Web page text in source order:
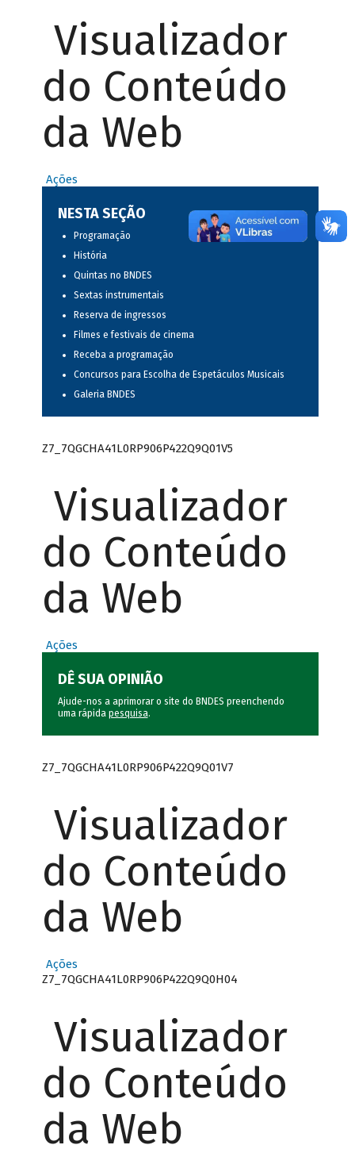
Visualizador
do Conteúdo
da Web
Ações
NESTA SEÇÃO
Programação
História
Quintas no BNDES
Sextas instrumentais
Reserva de ingressos
Filmes e festivais de cinema
Receba a programação
Concursos para Escolha de Espetáculos Musicais
Galeria BNDES
Z7_7QGCHA41L0RP906P422Q9Q01V5
Visualizador
do Conteúdo
da Web
Ações
DÊ SUA OPINIÃO
Ajude-nos a aprimorar o site do BNDES preenchendo
uma rápida pesquisa.
Z7_7QGCHA41L0RP906P422Q9Q01V7
Visualizador
do Conteúdo
da Web
Ações
Z7_7QGCHA41L0RP906P422Q9Q0H04
Visualizador
do Conteúdo
da Web